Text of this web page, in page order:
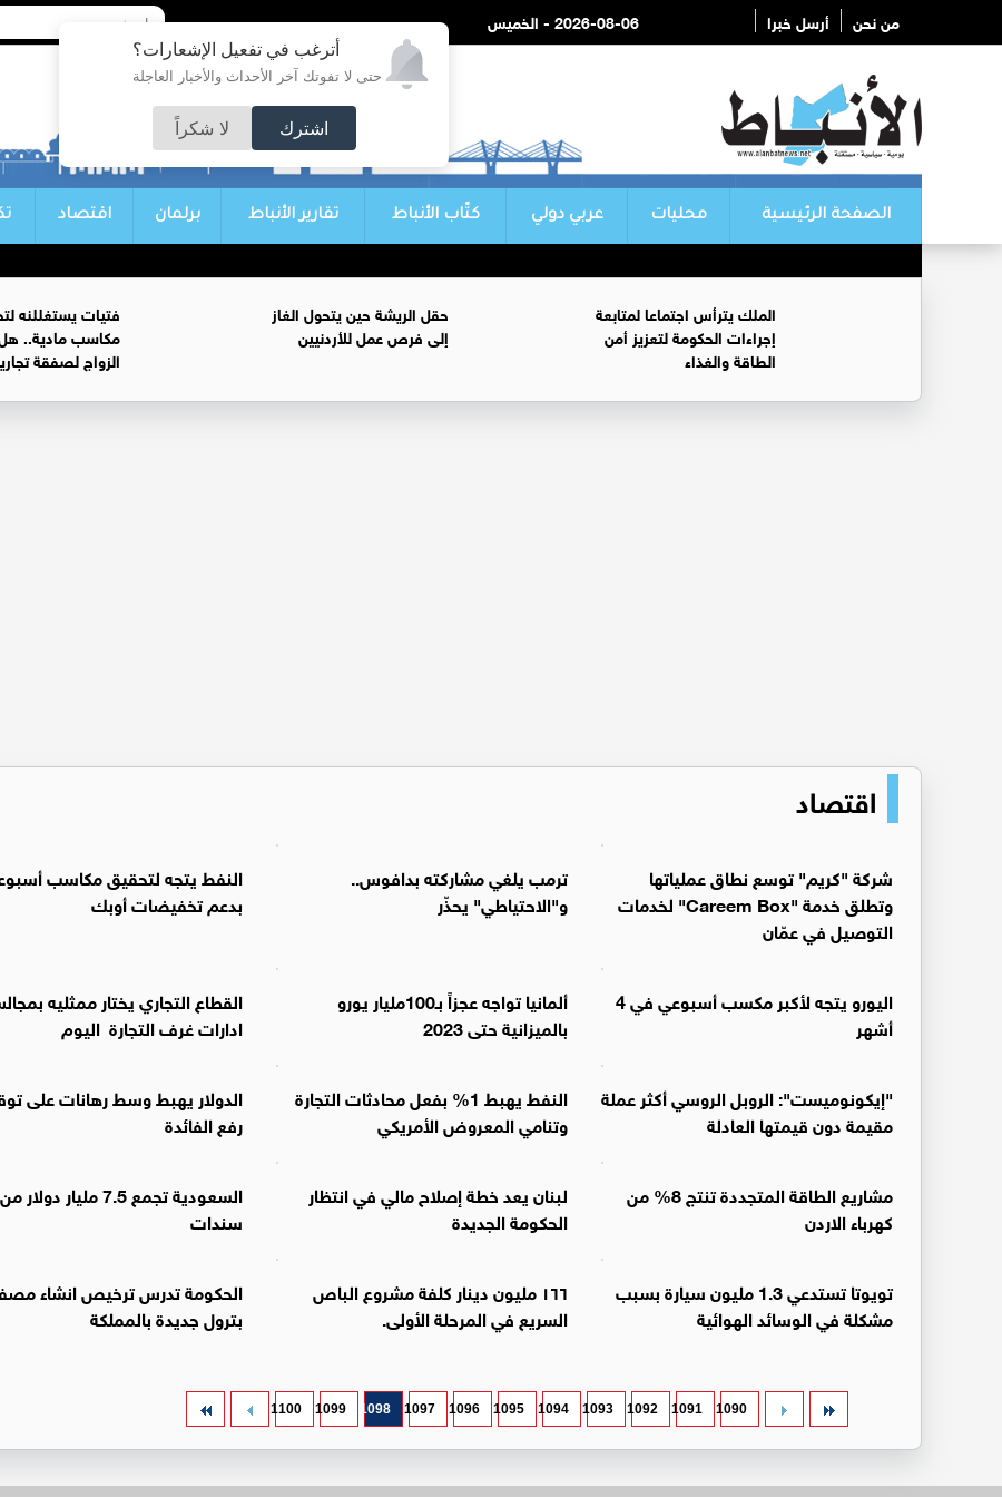
أترغب في تفعيل الإشعارات؟
حتى لا تفوتك آخر الأحداث والأخبار العاجلة
اشترك لا شكراً
من نحن أرسل خبرا 2026-08-06 - الخميس
الصفحة الرئيسية محليات عربي دولي كتّاب الأنباط تقارير الأنباط برلمان اقتصاد
الملك يترأس اجتماعا لمتابعة
إجراءات الحكومة لتعزيز أمن
الطاقة والغذاء
حقل الريشة حين يتحول الغاز
إلى فرص عمل للأردنيين
فتيات يستغللنه
مكاسب مادية..
الزواج لصفقة
اقتصاد
شركة "كريم" توسع نطاق عملياتها
وتطلق خدمة "Careem Box" لخدمات
التوصيل في عمّان
ترمب يلغي مشاركته بدافوس..
و"الاحتياطي" يحذّر
النفط يتجه لتحقيق مكاسب
بدعم تخفيضات أوبك
اليورو يتجه لأكبر مكسب أسبوعي في 4
أشهر
ألمانيا تواجه عجزاً بـ100مليار يورو
بالميزانية حتى 2023
القطاع التجاري يختار ممثليه
ادارات غرف التجارة اليوم
"إيكونوميست": الروبل الروسي أكثر عملة
مقيمة دون قيمتها العادلة
النفط يهبط 1% بفعل محادثات التجارة
وتنامي المعروض الأمريكي
الدولار يهبط وسط رهانات على
رفع الفائدة
مشاريع الطاقة المتجددة تنتج 8% من
كهرباء الاردن
لبنان يعد خطة إصلاح مالي في انتظار
الحكومة الجديدة
السعودية تجمع 7.5 مليار
سندات
تويوتا تستدعي 1.3 مليون سيارة بسبب
مشكلة في الوسائد الهوائية
١٦٦ مليون دينار كلفة مشروع الباص
السريع في المرحلة الأولى.
الحكومة تدرس ترخيص انشاء
بترول جديدة بالمملكة
1090
1091
1092
1093
1094
1095
1096
1097
1098
1099
1100